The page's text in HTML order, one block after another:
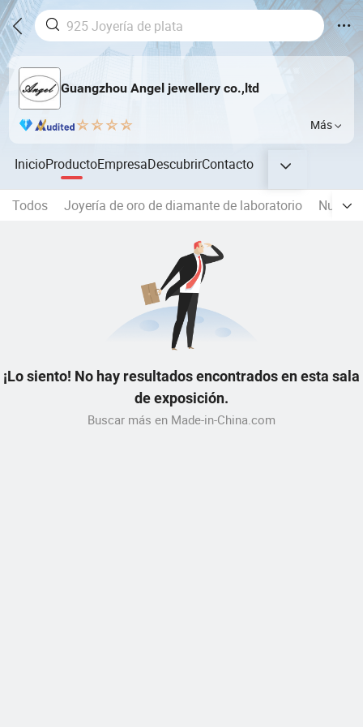
Guangzhou Angel jewellery co.,ltd
Más
InicioProductoEmpresaDescubrirContacto
Todos Joyería de oro de diamante de laboratorio Nueva
¡Lo siento! No hay resultados encontrados en esta sala
de exposición.
Buscar más en Made-in-China.com